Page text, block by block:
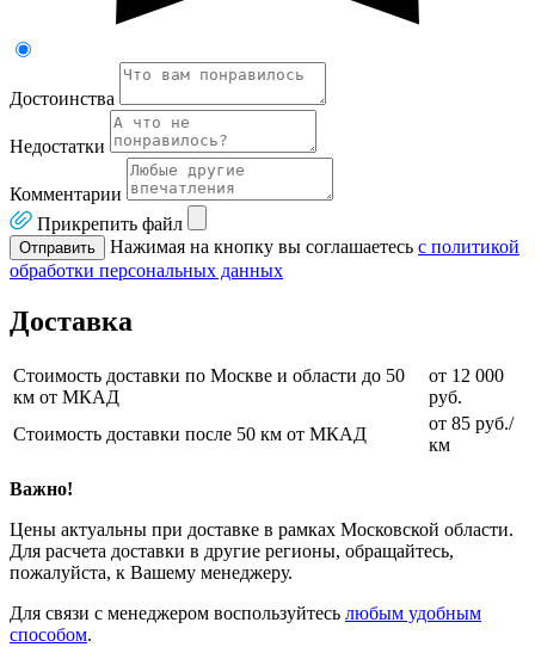
Достоинства
Недостатки
Комментарии
Прикрепить файл
Отправить Нажимая на кнопку вы соглашаетесь с политикой
обработки персональных данных
Доставка
Стоимость доставки по Москве и области до 50
км от МКАД
от 12 000
руб.
Стоимость доставки после 50 км от МКАД
от 85 руб./
км
Важно!
Цены актуальны при доставке в рамках Московской области.
Для расчета доставки в другие регионы, обращайтесь,
пожалуйста, к Вашему менеджеру.
Для связи с менеджером воспользуйтесь любым удобным
способом.